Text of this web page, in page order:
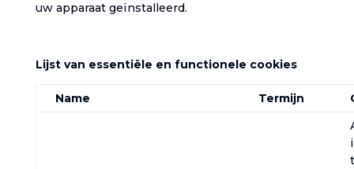
uw apparaat geïnstalleerd.‎
Lijst van essentiële en functionele cookies
Name Termijn